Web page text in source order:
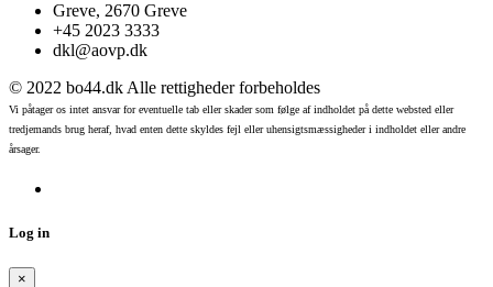
Greve, 2670 Greve
+45 2023 3333
dkl@aovp.dk
© 2022 bo44.dk Alle rettigheder forbeholdes
Vi påtager os intet ansvar for eventuelle tab eller skader som følge af indholdet på dette websted eller
tredjemands brug heraf, hvad enten dette skyldes fejl eller uhensigtsmæssigheder i indholdet eller andre
årsager.
Log in
×